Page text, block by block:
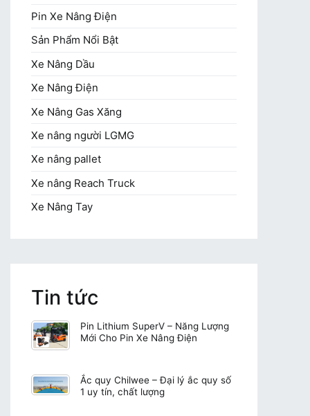
Pin Xe Nâng Điện
Sản Phẩm Nổi Bật
Xe Nâng Dầu
Xe Nâng Điện
Xe Nâng Gas Xăng
Xe nâng người LGMG
Xe nâng pallet
Xe nâng Reach Truck
Xe Nâng Tay
Tin tức
Pin Lithium SuperV – Năng Lượng
Mới Cho Pin Xe Nâng Điện
Ắc quy Chilwee – Đại lý ắc quy số
1 uy tín, chất lượng